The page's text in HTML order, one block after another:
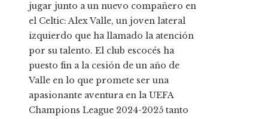
jugar junto a un nuevo compañero en
el Celtic: Alex Valle, un joven lateral
izquierdo que ha llamado la atención
por su talento. El club escocés ha
puesto fin a la cesión de un año de
Valle en lo que promete ser una
apasionante aventura en la UEFA
Champions League 2024-2025 tanto